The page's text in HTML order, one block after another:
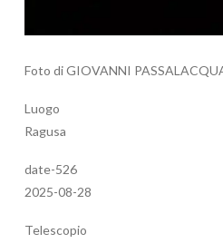
Foto di GIOVANNI
Luogo
Ragusa
date-526
2025-08-28
Telescopio